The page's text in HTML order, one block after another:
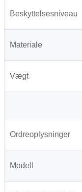
Beskyttelsesniveau
Materiale
Vægt
Ordreoplysninger
Modell